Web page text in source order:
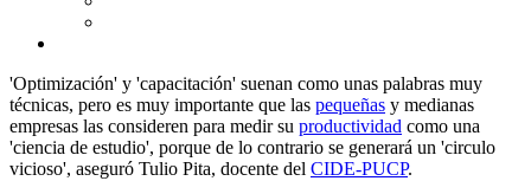
'Optimización' y 'capacitación' suenan como unas palabras muy
técnicas, pero es muy importante que las pequeñas y medianas
empresas las consideren para medir su productividad como una
'ciencia de estudio', porque de lo contrario se generará un 'circulo
vicioso', aseguró Tulio Pita, docente del CIDE-PUCP.